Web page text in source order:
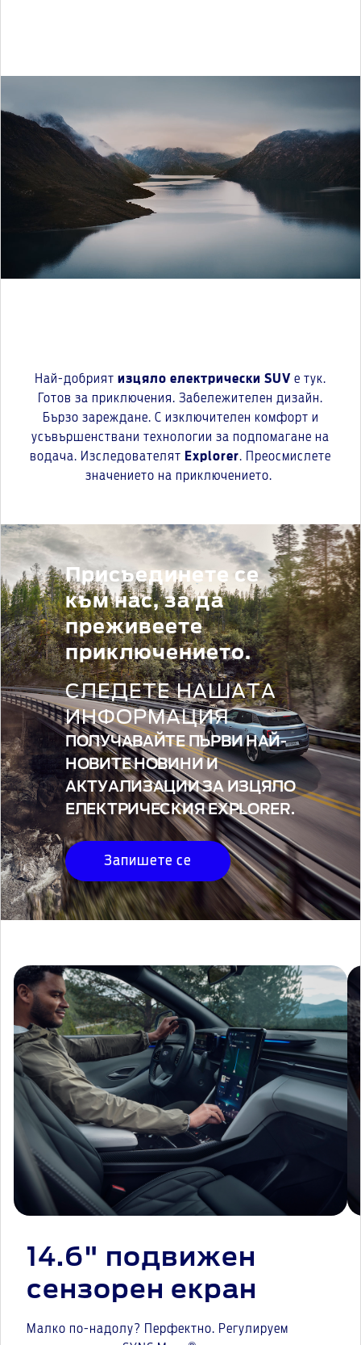
Най-добрият изцяло електрически SUV е тук.
Готов за приключения. Забележителен дизайн.
Бързо зареждане. С изключителен комфорт и
усъвършенствани технологии за подпомагане на
водача. Изследователят Explorer. Преосмислете
значението на приключението.
Присъединете се
към нас, за да
преживеете
приключението.
СЛЕДЕТЕ НАШАТА
ИНФОРМАЦИЯ
ПОЛУЧАВАЙТЕ ПЪРВИ НАЙ-
НОВИТЕ НОВИНИ И
АКТУАЛИЗАЦИИ ЗА ИЗЦЯЛО
ЕЛЕКТРИЧЕСКИЯ EXPLORER.
Запишете се
14.6" подвижен
сензорен екран
Малко по-надолу? Перфектно. Регулируем